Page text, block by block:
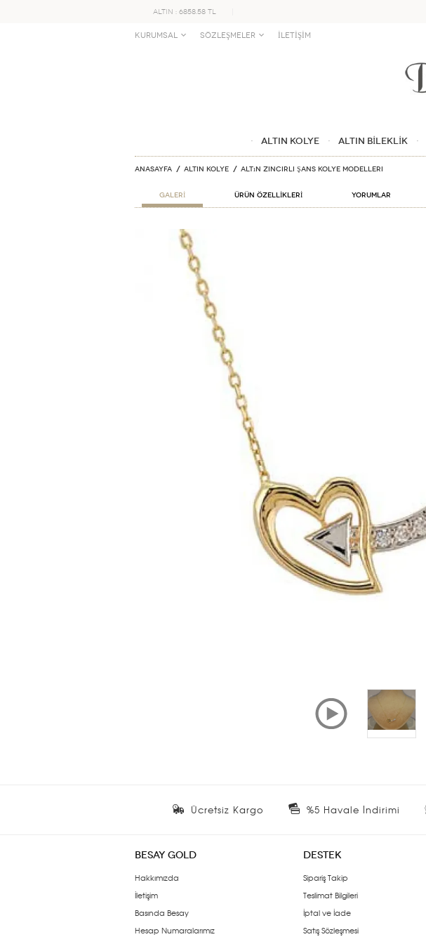
ALTIN : 6858.58 TL
KURUMSAL SÖZLEŞMELER İLETİŞİM
ALTIN KOLYE ALTIN BİLEKLİK
Anasayfa ALTIN KOLYE Altın Zincirli Şans Kolye Modelleri
GALERİ ÜRÜN ÖZELLİKLERİ Yorumlar
Ücretsiz Kargo %5 Havale İndirimi
BESAY GOLD
Hakkımızda
İletişim
Basında Besay
Hesap Numaralarımız
DESTEK
Sipariş Takip
Teslimat Bilgileri
İptal ve İade
Satış Sözleşmesi